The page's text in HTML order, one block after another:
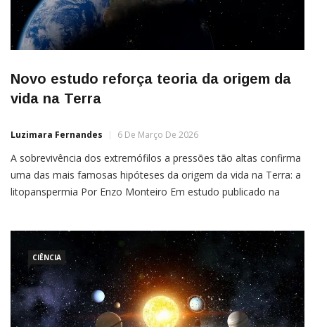
Novo estudo reforça teoria da origem da
vida na Terra
Luzimara Fernandes 6 De Março De 2026
A sobrevivência dos extremófilos a pressões tão altas confirma
uma das mais famosas hipóteses da origem da vida na Terra: a
litopanspermia Por Enzo Monteiro Em estudo publicado na
bactéria Deinococcus radiodurans sobreviveria a um impacto de
um asteroide em
CIÊNCIA